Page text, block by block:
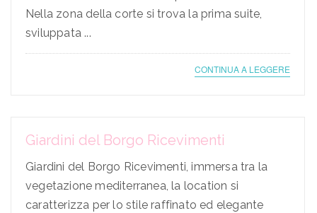
Nella zona della corte si trova la prima suite,
sviluppata ...
CONTINUA A LEGGERE
Giardini del Borgo Ricevimenti
Giardini del Borgo Ricevimenti, immersa tra la
vegetazione mediterranea, la location si
caratterizza per lo stile raffinato ed elegante